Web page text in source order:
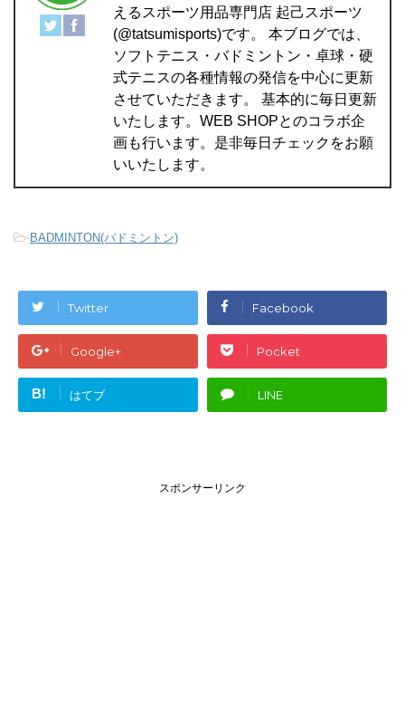
えるスポーツ用品専門店 起己スポーツ
(@tatsumisports)です。 本ブログでは、
ソフトテニス・バドミントン・卓球・硬
式テニスの各種情報の発信を中心に更新
させていただきます。 基本的に毎日更新
いたします。WEB SHOPとのコラボ企
画も行います。是非毎日チェックをお願
いいたします。
-BADMINTON(バドミントン)
Twitter Facebook
Google+ Pocket
B! はてブ LINE
スポンサーリンク